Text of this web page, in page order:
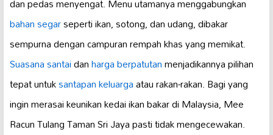
bahan segarseperti ikan, sotong, dan udang, dibakar
sempurna dengan campuran rempah khas yang memikat.
Suasana santaidanharga berpatutanmenjadikannya pilihan
tepat untuksantapan keluargaatau rakan-rakan. Bagi yang
ingin merasai keunikan kedai ikan bakar di Malaysia, Mee
Racun Tulang Taman Sri Jaya pasti tidak mengecewakan.